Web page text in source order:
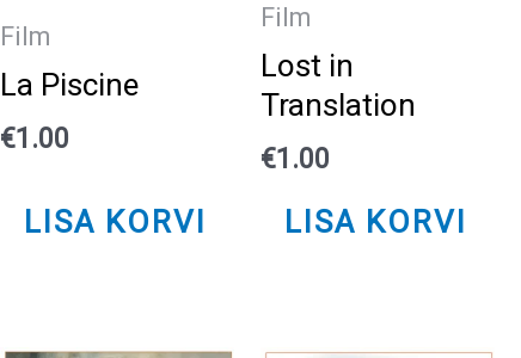
Film
La Piscine
€1.00
LISA KORVI
Film
Lost in
Translation
€1.00
LISA KORVI